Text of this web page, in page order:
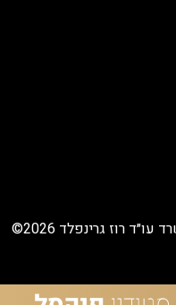
רוז גרינפלד 2026©